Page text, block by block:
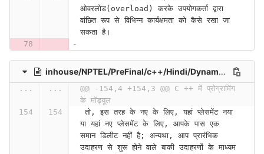
ओवरलोड(overload) करके उपयोगकर्ता द्वारा
वांछित रूप से विभिन्न कार्यक्षमता को कैसे रखा जा
सकता है।
inhouse/NPTEL/PreFinal/c++/Hindi/Dynamic Memory Management (Lecture 17)-lkFK2X6qIc0
... ...
@@ -154,4 +154,3 @@ C ++ में प्रोग्रामिंग
के मॉड्यूल
तो, इस तरह के नए के लिए, यहां प्लेसमेंट नया
या यहां नए प्लेसमेंट के लिए, आपके पास एक
समान डिलीट नहीं है; अन्यथा, आप प्रारंभिक
उदाहरण से शुरू होने वाले बाकी उदाहरणों के माध्यम